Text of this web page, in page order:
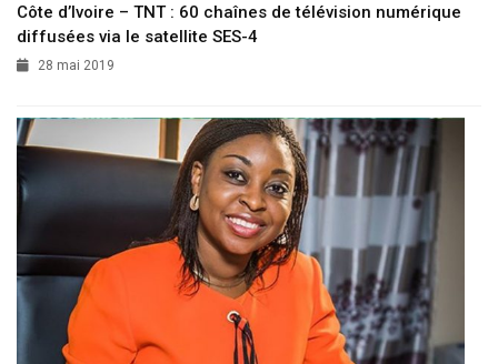
Côte d’Ivoire – TNT : 60 chaînes de télévision numérique
diffusées via le satellite SES-4
28 mai 2019